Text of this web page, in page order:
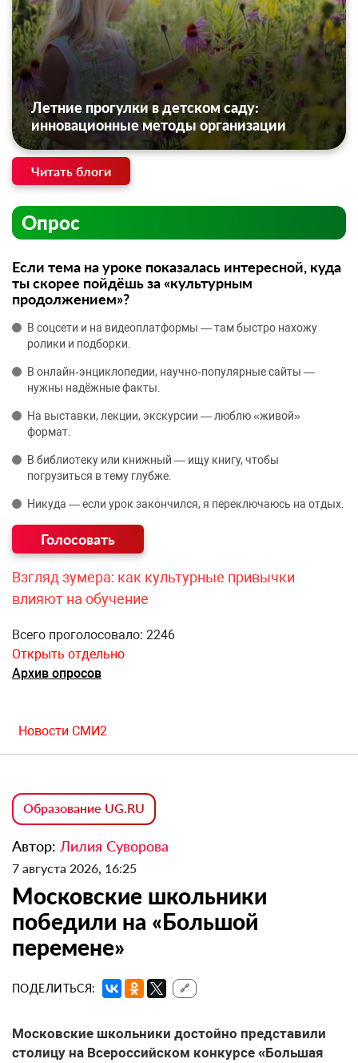
Летние прогулки в детском саду:
инновационные методы организации
Читать блоги
Опрос
Если тема на уроке показалась интересной, куда
ты скорее пойдёшь за «культурным
продолжением»?
В соцсети и на видеоплатформы — там быстро нахожу
ролики и подборки.
В онлайн‑энциклопедии, научно‑популярные сайты —
нужны надёжные факты.
На выставки, лекции, экскурсии — люблю «живой»
формат.
В библиотеку или книжный — ищу книгу, чтобы
погрузиться в тему глубже.
Никуда — если урок закончился, я переключаюсь на отдых.
Взгляд зумера: как культурные привычки
влияют на обучение
Всего проголосовало: 2246
Открыть отдельно
Архив опросов
Новости СМИ2
Образование UG.RU
Автор: Лилия Суворова
7 августа 2026, 16:25
Московские школьники
победили на «Большой
перемене»
ПОДЕЛИТЬСЯ: 🔗
Московские школьники достойно представили
столицу на Всероссийском конкурсе «Большая